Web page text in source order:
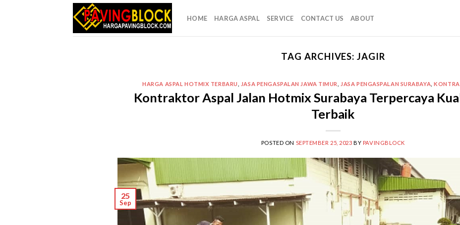
HOME HARGA ASPAL SERVICE CONTACT US ABOUT
TAG ARCHIVES:JAGIR
HARGA ASPAL HOTMIX TERBARU JASA PENGASPALAN JAWA TIMUR JASA PENGASPALAN SURABAYA ,
Kontraktor Aspal Jalan Hotmix Surabaya Terpercaya
Terbaik
POSTED ON SEPTEMBER 25, 2023 BY PAVINGBLOCK
25
Sep